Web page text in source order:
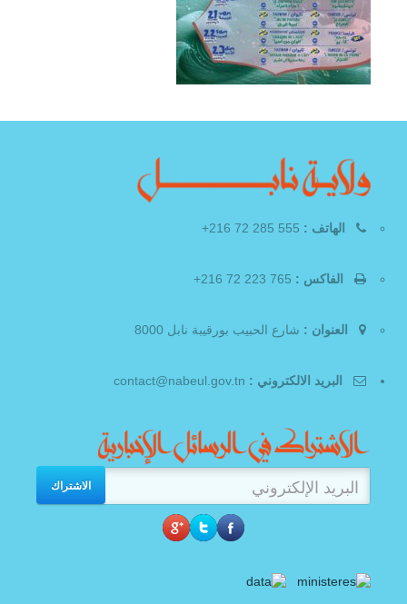
الهاتف :
الفاكس :
العنوان : شارع الحبيب بورقيبة نابل 8000
البريد الالكتروني :
الاشتراك